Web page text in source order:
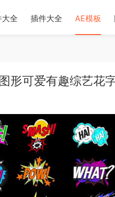
全 插件大全 AE模板
形可爱有趣综艺花